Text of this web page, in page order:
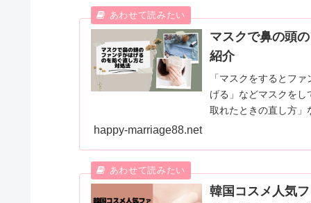
マスクで鼻の頭
紹介
「マスクをするとフ
げる」などマスクを
取れたときの直し方」
happy-marriage88.net
韓国コスメ人気